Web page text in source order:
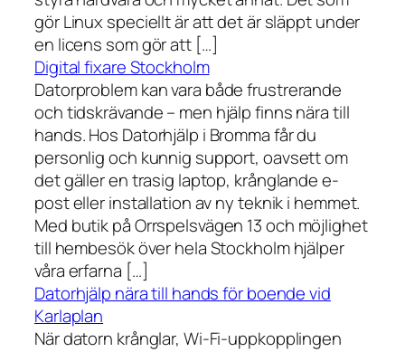
gör Linux speciellt är att det är släppt under
en licens som gör att […]
Digital fixare Stockholm
Datorproblem kan vara både frustrerande
och tidskrävande – men hjälp finns nära till
hands. Hos Datorhjälp i Bromma får du
personlig och kunnig support, oavsett om
det gäller en trasig laptop, krånglande e-
post eller installation av ny teknik i hemmet.
Med butik på Orrspelsvägen 13 och möjlighet
till hembesök över hela Stockholm hjälper
våra erfarna […]
Datorhjälp nära till hands för boende vid
Karlaplan
När datorn krånglar, Wi-Fi-uppkopplingen